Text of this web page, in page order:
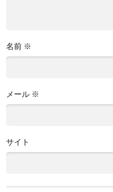
名前 ※
メール ※
サイト